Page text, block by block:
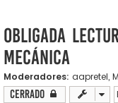
OBLIGADA
MECÁNICA
Moderadores: aapretel,
Cerrado